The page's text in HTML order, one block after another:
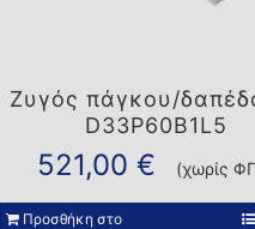
Ζυγός πάγκου/
D33P60B1L5
521,00 € (χωρίς
Προσθήκη στο